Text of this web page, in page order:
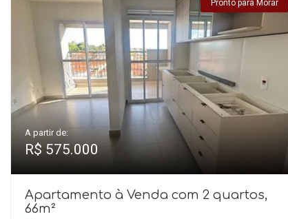
Pronto para Morar
A partir de:
R$ 575.000
Apartamento à Venda com 2 quartos,
66m²